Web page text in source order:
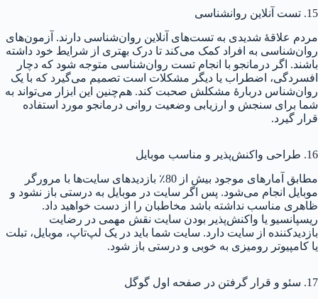
15. تست آنلاین روانشناسی
مردم علاقهٔ شدیدی به تست‌های آنلاین روان‌شناسی دارند. آزمون‌های
روان‌شناسی به افراد کمک می‌کند تا درک بهتری از شرایط خود داشته
باشند. اگر درمانجو با انجام تست روان‌شناسی متوجه شود که دچار
افسردگی، اضطراب یا دیگر مشکلات است تصمیم می‌گیرد که با یک
روان‌شناس دربارهٔ مشکلش صحبت کند. هم‌چنین این ابزار می‌تواند به
شما برای سنجش و ارزیابی وضعیت روانی درمانجو مورد استفاده
قرار گیرد.
16. طراحی واکنش‌پذیر و مناسب موبایل
مطابق آمارهای موجود بیش از 80٪ بازدیدهای سایت‌ها با مرورگر
موبایل انجام می‌شود. پس اگر سایت در موبایل به درستی باز نشود و
ظاهری مناسب نداشته باشد مخاطبان را از دست خواهید داد.
ریسپانسیو یا واکنش‌پذیر بودن سایت نقش مهمی در رضایت
بازدیدکننده از سایت دارد. سایت شما باید در یک لپ‌تاپ، موبایل، تبلت
یا کامپیوتر رومیزی به خوبی و درستی باز شود.
17. سئو و قرار گرفتن در صفحه اول گوگل